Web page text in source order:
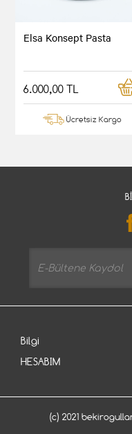
Elsa Konsept Pasta
6.000,00 TL
Ücretsiz Kargo
Bilgi
HESABIM
(c) 2021